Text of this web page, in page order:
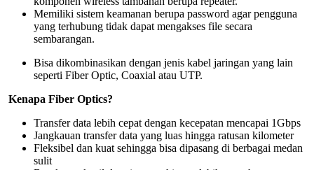
Memiliki sistem keamanan berupa password agar pengguna
yang terhubung tidak dapat mengakses file secara
sembarangan.
Bisa dikombinasikan dengan jenis kabel jaringan yang lain
seperti Fiber Optic, Coaxial atau UTP.
Kenapa Fiber Optics?
Transfer data lebih cepat dengan kecepatan mencapai 1Gbps
Jangkauan transfer data yang luas hingga ratusan kilometer
Fleksibel dan kuat sehingga bisa dipasang di berbagai medan
sulit